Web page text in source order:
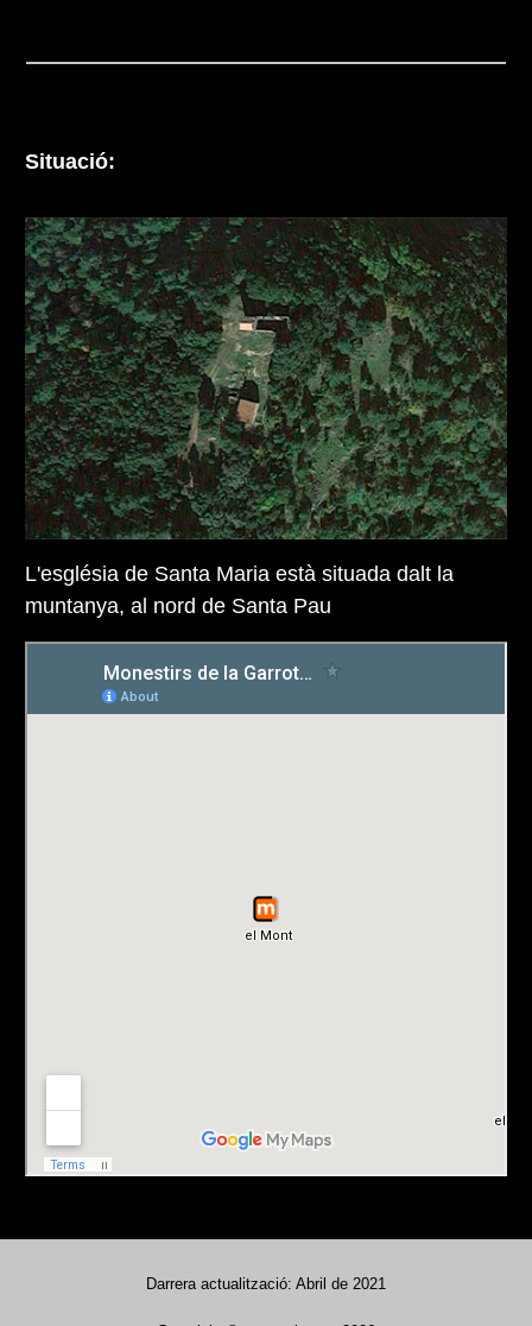
Situació:
L'església de Santa Maria està situada dalt la
muntanya, al nord de Santa Pau
Darrera actualització: Abril de 2021